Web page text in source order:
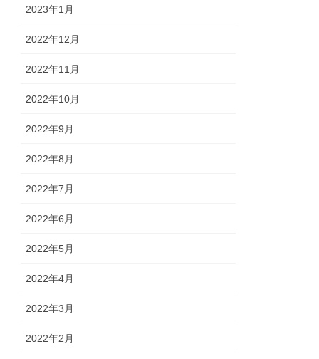
2023年1月
2022年12月
2022年11月
2022年10月
2022年9月
2022年8月
2022年7月
2022年6月
2022年5月
2022年4月
2022年3月
2022年2月